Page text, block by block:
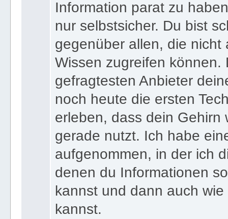
im Zweifelsfall schlagartig
Information parat zu
nur selbstsicher. Du bist
gegenüber allen, die nicht
Wissen zugreifen können.
gefragtesten Anbieter
noch heute die ersten
erleben, dass dein Gehirn
gerade nutzt. Ich habe
aufgenommen, in der ich
denen du Informationen
kannst und dann auch